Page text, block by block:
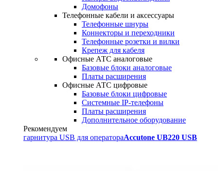
Домофоны
Телефонные кабели и аксессуары
Телефонные шнуры
Коннекторы и переходники
Телефонные розетки и вилки
Крепеж для кабеля
Офисные АТС аналоговые
Базовые блоки аналоговые
Платы расширения
Офисные АТС цифровые
Базовые блоки цифровые
Системные IP-телефоны
Платы расширения
Дополнительное оборудование
Рекомендуем
гарнитура USB для оператораAccutone UB220 USB